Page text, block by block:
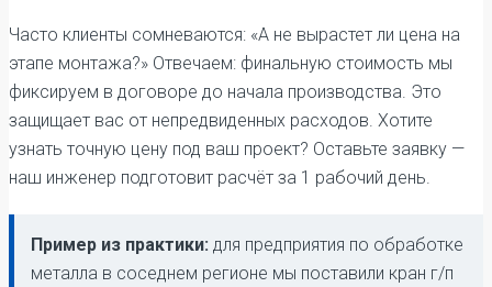
Часто клиенты сомневаются: «А не вырастет ли цена на
этапе монтажа?» Отвечаем: финальную стоимость мы
фиксируем в договоре до начала производства. Это
защищает вас от непредвиденных расходов. Хотите
узнать точную цену под ваш проект? Оставьте заявку —
наш инженер подготовит расчёт за 1 рабочий день.
Пример из практики: для предприятия по обработке
металла в соседнем регионе мы поставили кран г/п